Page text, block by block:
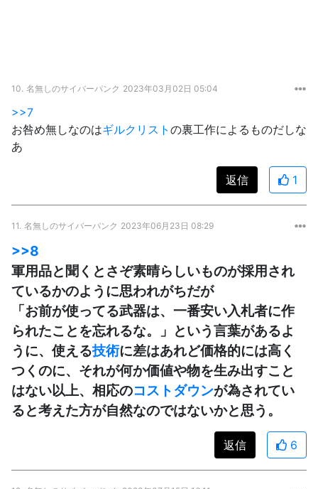
10. 名無しのサイバーパンク 2023年03月02日 05:04
>>7
お咎め無しなのはギルクリスト の裏工作によるものだしな
あ
返信 1
11. 名無しのサイバーパンク 2023年06月23日 08:29
>>8
軍用品と聞くとさぞ素晴らしいものが採用され
ているかのように思われがちだが
「お前が使ってる武器は、一番安い入札者に作
られたことを忘れるな。」という言葉があるよ
うに、使える技術に差はあれど価格的には高く
つくのに、それが何か価値や物を生み出すこと
はない以上、相応のコストダウンが為されてい
ると考えた方が自然なのではないかと思う。
返信 6